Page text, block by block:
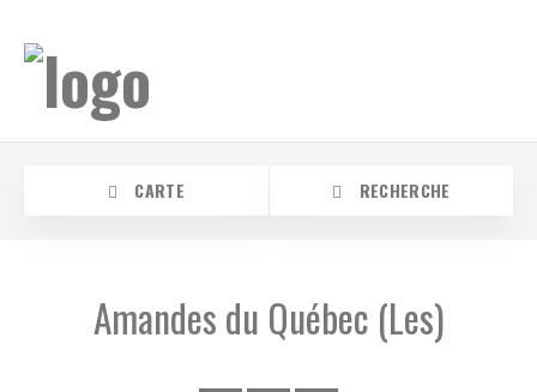
CARTE RECHERCHE
Amandes du Québec (Les)